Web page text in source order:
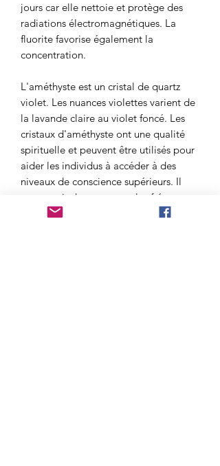
jours car elle nettoie et protège des
radiations électromagnétiques. La
fluorite favorise également la
concentration.
L'améthyste est un cristal de quartz
violet. Les nuances violettes varient de
la lavande claire au violet foncé. Les
cristaux d'améthyste ont une qualité
spirituelle et peuvent être utilisés pour
aider les individus à accéder à des
niveaux de conscience supérieurs. Il
peut servir de pont entre les fréquences
physiques et éthérées, créant une